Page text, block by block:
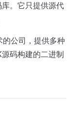
。它只提供源代
公司，提供多种
码构建的二进制